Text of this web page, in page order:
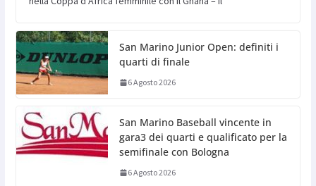
San Marino Junior Open: definiti i
quarti di finale
6 Agosto 2026
San Marino Baseball vincente in
gara3 dei quarti e qualificato per la
semifinale con Bologna
6 Agosto 2026